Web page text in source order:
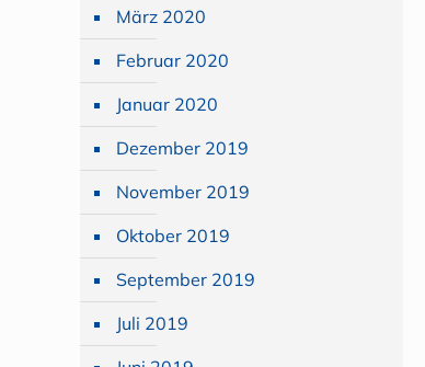
März 2020
Februar 2020
Januar 2020
Dezember 2019
November 2019
Oktober 2019
September 2019
Juli 2019